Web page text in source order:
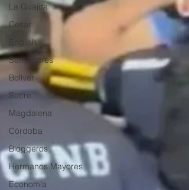
La Guajira
Cesar
English
San Andres
Bolívar
Sucre
Magdalena
Córdoba
Bloggeros
Hermanos Mayores
Economía